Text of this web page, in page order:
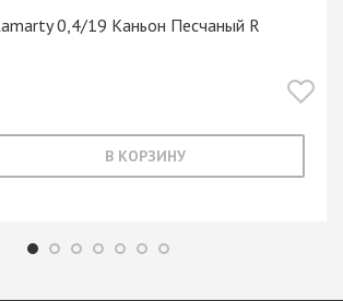
0,4/19 Каньон Песчаный R
В КОРЗИНУ